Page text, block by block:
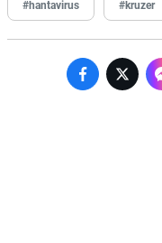
#hantavirus #kruzer